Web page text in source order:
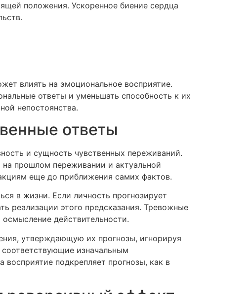
положения. Ускоренное биение сердца
влиять на эмоциональное восприятие.
ответы и уменьшать способность к их
непостоянства.
ответы
и сущность чувственных переживаний.
на прошлом переживании и актуальной
еще до приближения самих фактов.
в жизни. Если личность прогнозирует
реализации этого предсказания. Тревожные
действительности.
утверждающую их прогнозы, игнорируя
изначальным
восприятие подкрепляет прогнозы, как в